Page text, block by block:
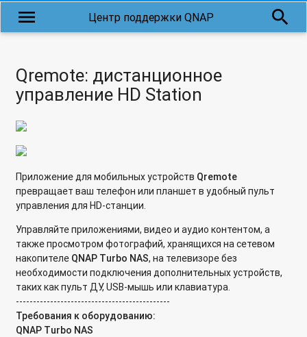
menu
Могут ли жесткие диски оставаться в режиме spin down
(режим прекращения вращения жесткого диска) с целью
Почему мой жесткий диск переходит в спящий режим
позднее установленного времени?
Что означает сообщение Disk Full, когда существует
жестком диске?
Почему при подключении внешнего жесткого диска USB к
сетевому накопителю QNAP емкость диска отображается
как 0MB?
Почему после создания тома хранения его емкость
отличается от емкости пула хранения?
Как увеличить объем созданного iSCSI-диска на
устройствах QNAP с микропрограммой QTS?
Центр поддержки QNAP search
Qremote: дистанционное
управление HD Station
Приложение для мобильных устройств Qremote
превращает ваш телефон или планшет в удобный пульт
управления для HD-станции.
Управляйте приложениями, видео и аудио контентом, а
также просмотром фотографий, хранящихся на сетевом
накопителе QNAP Turbo NAS, на телевизоре без
необходимости подключения дополнительных устройств,
таких как пульт ДУ, USB-мышь или клавиатура.
---------------------------------------------
Требования к оборудованию:
QNAP Turbo NAS